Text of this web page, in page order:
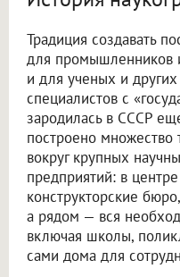
Традиция создавать
для промышленников
и для ученых и
специалистов с
зародилась в СССР
построено множество
вокруг крупных
предприятий: в
конструкторские
а рядом — вся
включая школы,
сами дома для